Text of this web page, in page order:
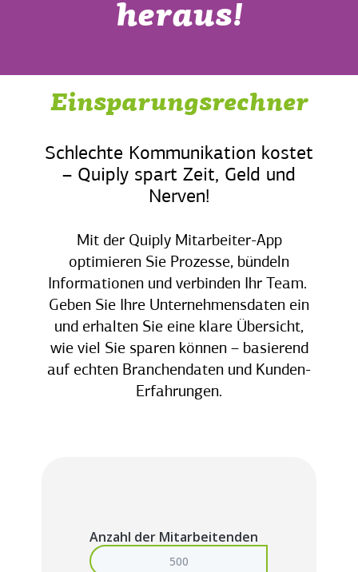
heraus!
Einsparungsrechner
Schlechte Kommunikation kostet
– Quiply spart Zeit, Geld und
Nerven!
Mit der Quiply Mitarbeiter-App
optimieren Sie Prozesse, bündeln
Informationen und verbinden Ihr Team.
Geben Sie Ihre Unternehmensdaten ein
und erhalten Sie eine klare Übersicht,
wie viel Sie sparen können – basierend
auf echten Branchendaten und Kunden-
Erfahrungen.
Anzahl der Mitarbeitenden